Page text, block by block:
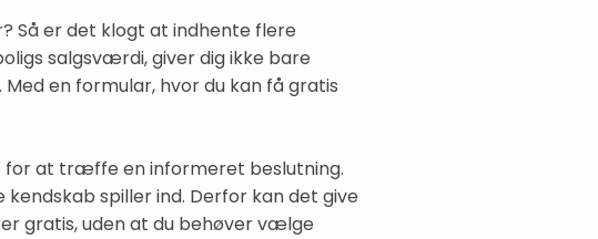
Så er det klogt at indhente flere
salgsværdi, giver dig ikke bare
en formular, hvor du kan få gratis
for at træffe en informeret beslutning.
spiller ind. Derfor kan det give
gratis, uden at du behøver vælge